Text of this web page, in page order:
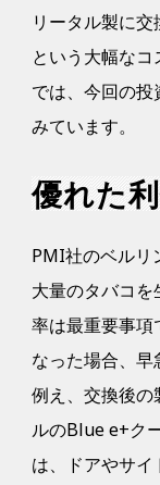
リータル製に
という大幅な
では、今回の
みています。
優れた
PMI社のベルリ
大量のタバコ
率は最重要事項
なった場合、早
例え、交換後の
ルのBlue e+ク
は、ドアやサ